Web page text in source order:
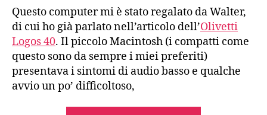
Questo computer mi è stato regalato da Walter,
di cui ho già parlato nell’articolo dell’Olivetti
Logos 40. Il piccolo Macintosh (i compatti come
questo sono da sempre i miei preferiti)
presentava i sintomi di audio basso e qualche
avvio un po’ difficoltoso,